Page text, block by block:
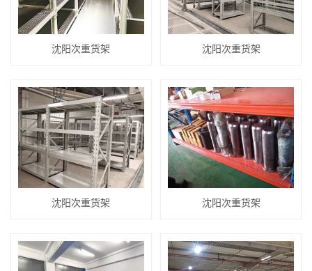
沈阳次重货架 沈阳次重货架
沈阳次重货架 沈阳次重货架